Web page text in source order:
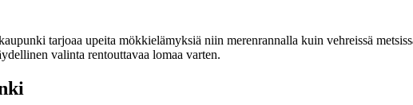
tarjoaa upeita mökkielämyksiä niin merenrannalla kuin vehreissä
valinta rentouttavaa lomaa varten.